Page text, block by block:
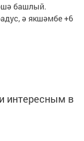
башлый.
ә якшәмбе +6
интересным в